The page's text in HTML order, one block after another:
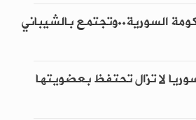
السورية..وتجتمع بالشيباني
لا تزال تحتفظ بعضويتها